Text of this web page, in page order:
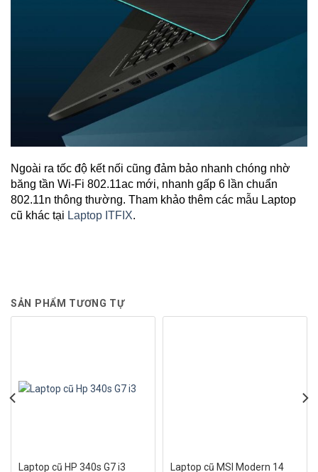
Ngoài ra tốc độ kết nối cũng đảm bảo nhanh chóng nhờ
băng tần Wi-Fi 802.11ac mới, nhanh gấp 6 lần chuẩn
802.11n thông thường. Tham khảo thêm các mẫu Laptop
cũ khác tại Laptop ITFIX.
SẢN PHẨM TƯƠNG TỰ
Laptop cũ HP 340s G7 i3
Laptop cũ MSI Modern 14